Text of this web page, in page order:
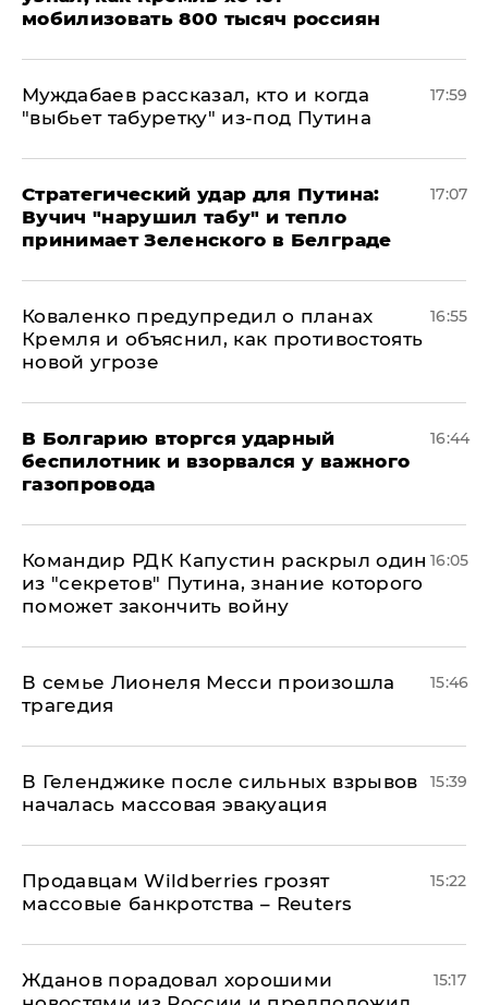
мобилизовать 800 тысяч россиян
Муждабаев рассказал, кто и когда
"выбьет табуретку" из-под Путина
17:59
Стратегический удар для Путина:
Вучич "нарушил табу" и тепло
принимает Зеленского в Белграде
17:07
Коваленко предупредил о планах
Кремля и объяснил, как противостоять
новой угрозе
16:55
В Болгарию вторгся ударный
беспилотник и взорвался у важного
газопровода
16:44
Командир РДК Капустин раскрыл один
из "секретов" Путина, знание которого
поможет закончить войну
16:05
В семье Лионеля Месси произошла
трагедия
15:46
В Геленджике после сильных взрывов
началась массовая эвакуация
15:39
Продавцам Wildberries грозят
массовые банкротства – Reuters
15:22
Жданов порадовал хорошими
15:17